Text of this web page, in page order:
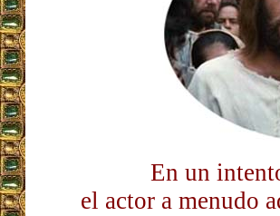
En un
el actor a menudo